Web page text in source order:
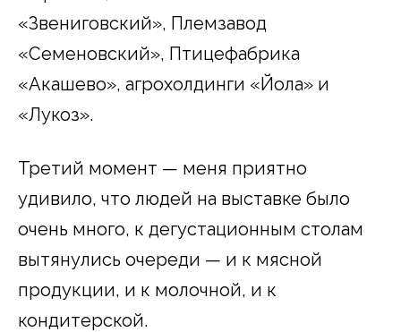
«Звениговский», Племзавод
«Семеновский», Птицефабрика
«Акашево», агрохолдинги «Йола» и
«Лукоз».
Третий момент — меня приятно
удивило, что людей на выставке было
очень много, к дегустационным столам
вытянулись очереди — и к мясной
продукции, и к молочной, и к
кондитерской.